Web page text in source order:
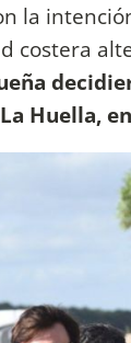
la
costera
Huella,